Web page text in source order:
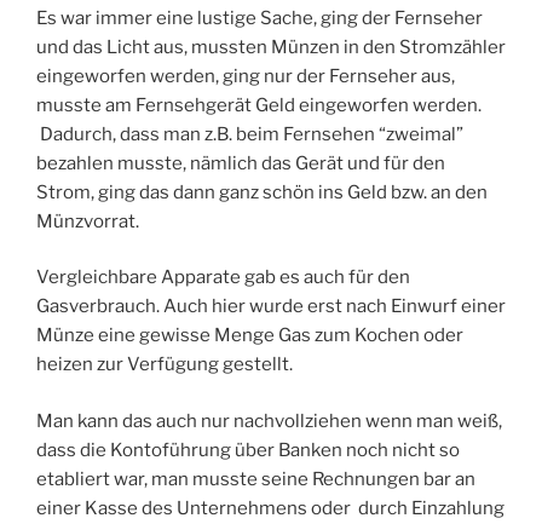
Es war immer eine lustige Sache, ging der Fernseher
und das Licht aus, mussten Münzen in den Stromzähler
eingeworfen werden, ging nur der Fernseher aus,
musste am Fernsehgerät Geld eingeworfen werden.
Dadurch, dass man z.B. beim Fernsehen “zweimal”
bezahlen musste, nämlich das Gerät und für den
Strom, ging das dann ganz schön ins Geld bzw. an den
Münzvorrat.
Vergleichbare Apparate gab es auch für den
Gasverbrauch. Auch hier wurde erst nach Einwurf einer
Münze eine gewisse Menge Gas zum Kochen oder
heizen zur Verfügung gestellt.
Man kann das auch nur nachvollziehen wenn man weiß,
dass die Kontoführung über Banken noch nicht so
etabliert war, man musste seine Rechnungen bar an
einer Kasse des Unternehmens oder durch Einzahlung